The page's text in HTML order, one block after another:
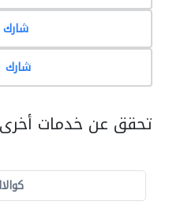
شارك
شارك
تحقق عن خدمات أخرى